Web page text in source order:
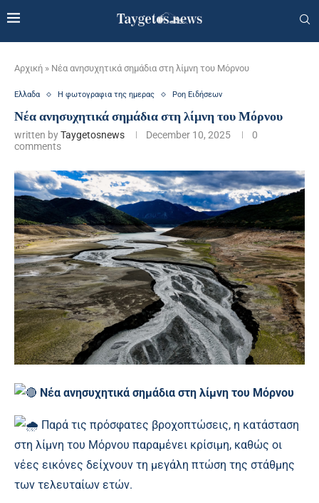
Αρχική » Νέα ανησυχητικά σημάδια στη λίμνη του Μόρνου
Ελλαδα Η φωτογραφια της ημερας Ροη Ειδήσεων
Νέα ανησυχητικά σημάδια στη λίμνη του Μόρνου
written byTaygetosnews December 10, 2025
0
comments
Νέα ανησυχητικά σημάδια στη λίμνη του Μόρνου
Παρά τις πρόσφατες βροχοπτώσεις, η κατάσταση
στη λίμνη του Μόρνου παραμένει κρίσιμη, καθώς οι
νέες εικόνες δείχνουν τη μεγάλη πτώση της στάθμης
των τελευταίων ετών.